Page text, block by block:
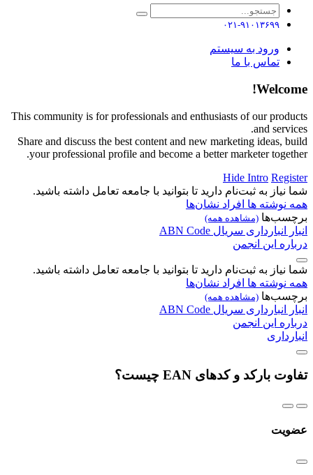
۰۲۱-۹۱۰۱۳۶۹۹
ورود به سیستم
تماس با ما
Welcome!
This community is for professionals and enthusiasts of our products
and services.
Share and discuss the best content and new marketing ideas, build
your professional profile and become a better marketer together.
Hide Intro Register
شما نیاز به ثبت‌نام دارید تا بتوانید با جامعه تعامل داشته باشید.
همه نوشته ها افراد نشان‌ها
برچسب‌ها (مشاهده همه)
انبار انبارداری سریال ABN Code
درباره این انجمن
شما نیاز به ثبت‌نام دارید تا بتوانید با جامعه تعامل داشته باشید.
همه نوشته ها افراد نشان‌ها
برچسب‌ها (مشاهده همه)
انبار انبارداری سریال ABN Code
درباره این انجمن
انبارداری
تفاوت بارکد و کدهای EAN چیست؟
عضویت